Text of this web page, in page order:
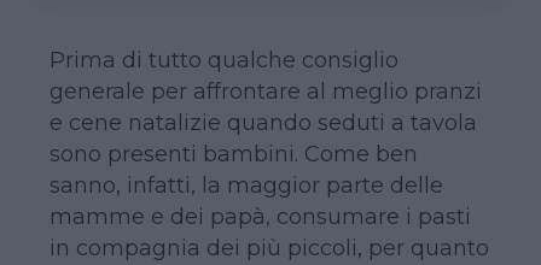
Prima di tutto qualche consiglio
generale per affrontare al meglio pranzi
e cene natalizie quando seduti a tavola
sono presenti bambini. Come ben
sanno, infatti, la maggior parte delle
mamme e dei papà, consumare i pasti
in compagnia dei più piccoli, per quanto